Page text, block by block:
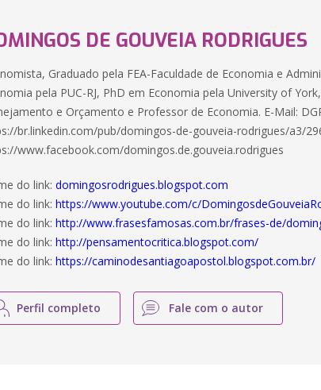
DE GOUVEIA RODRIGUES
Graduado pela FEA-Faculdade de Economia e
pela PUC-RJ, PhD em Economia pela University of
e Orçamento e Professor de Economia. E-Mail:
br.linkedin.com/pub/domingos-de-gouveia-rodrigues/a3/
www.facebook.com/domingos.de.gouveia.rodrigues
do link:domingosrodrigues.blogspot.com
do link:https://www.youtube.com/c/
do link:http://www.frasesfamosas.com.br/frases-de/
do link:http://pensamentocritica.blogspot.com/
do link:https://caminodesantiagoapostol.blogspot.com.br/
Perfil completo Fale com o autor